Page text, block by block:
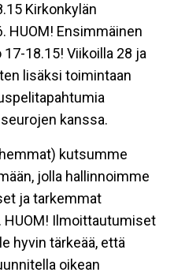
Kirkonkylän
HUOM! Ensimmäinen
18.15! Viikoilla 28 ja
lisäksi toimintaan
kanssa.
kutsumme
jolla hallinnoimme
ja tarkemmat
Ilmoittautumiset
hyvin tärkeää, että
oikean